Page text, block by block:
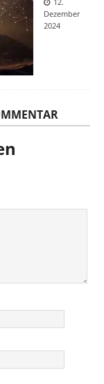
Dezember
2024